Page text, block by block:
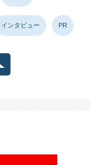
インタビュー PR